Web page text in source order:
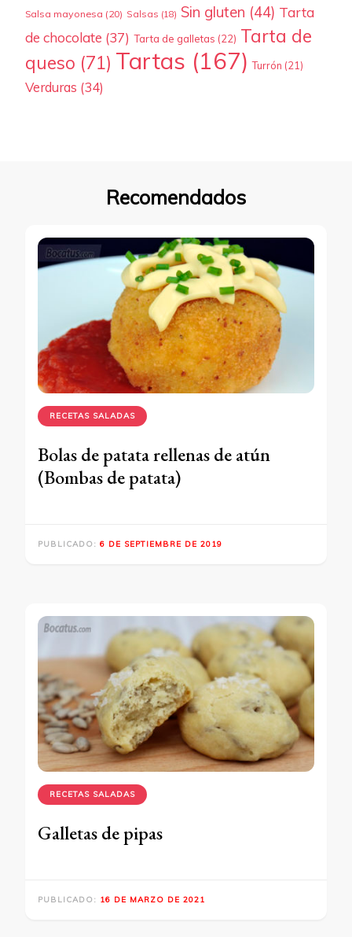
Salsa mayonesa (20) Salsas (18) Sin gluten (44) Tarta
de chocolate (37) Tarta de galletas (22) Tarta de
queso (71) Tartas (167) Turrón (21)
Verduras (34)
Recomendados
RECETAS SALADAS
Bolas de patata rellenas de atún
(Bombas de patata)
PUBLICADO: 6 DE SEPTIEMBRE DE 2019
RECETAS SALADAS
Galletas de pipas
PUBLICADO: 16 DE MARZO DE 2021